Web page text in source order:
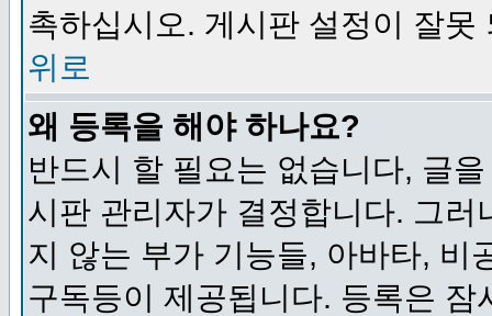
촉하십시오. 게시판 설정이 잘못
위로
왜 등록을 해야 하나요?
반드시 할 필요는 없습니다, 글
시판 관리자가 결정합니다. 그
지 않는 부가 기능들, 아바타, 비
구독등이 제공됩니다. 등록은